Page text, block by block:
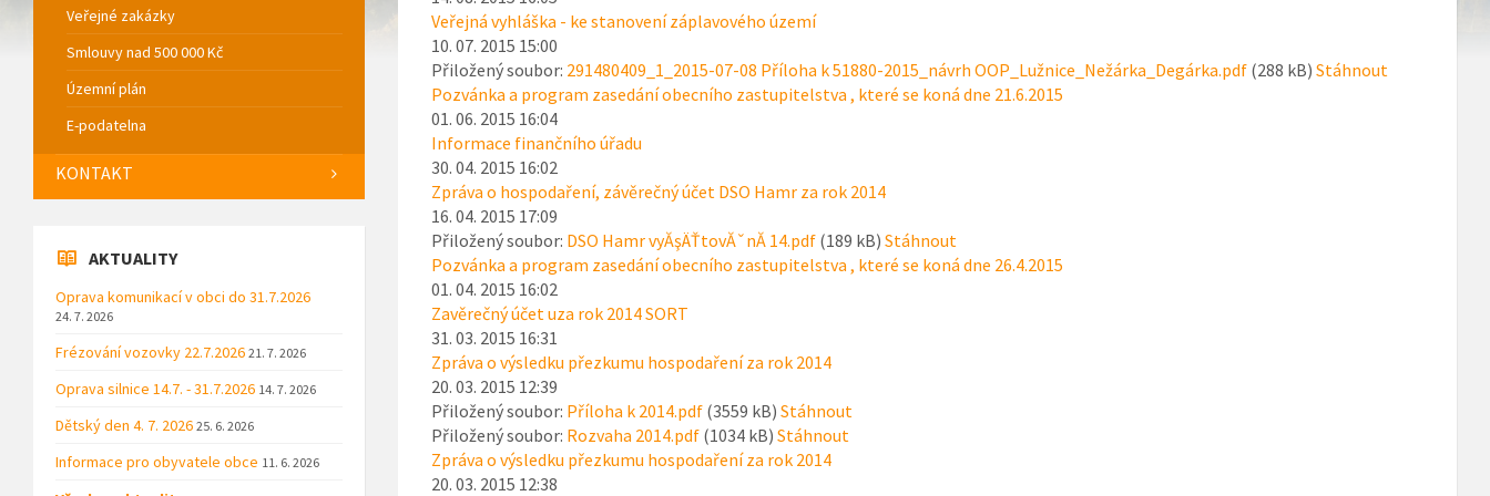
Veřejná vyhláška - ke stanovení záplavového území
10. 07. 2015 15:00
Přiložený soubor: 291480409_1_2015-07-08 Příloha k 51880-2015_návrh OOP_Lužnice_Nežárka_Degárka.pdf(288 kB) Stáhnout
Pozvánka a program zasedání obecního zastupitelstva , které se koná dne 21.6.2015
01. 06. 2015 16:04
Informace finančního úřadu
30. 04. 2015 16:02
Zpráva o hospodaření, závěrečný účet DSO Hamr za rok 2014
16. 04. 2015 17:09
Přiložený soubor: DSO Hamr vyĂşÄŤtovĂˇnĂ­ 14.pdf(189 kB) Stáhnout
Pozvánka a program zasedání obecního zastupitelstva , které se koná dne 26.4.2015
01. 04. 2015 16:02
Zavěrečný účet uza rok 2014 SORT
31. 03. 2015 16:31
Zpráva o výsledku přezkumu hospodaření za rok 2014
20. 03. 2015 12:39
Přiložený soubor: Příloha k 2014.pdf(3559 kB) Stáhnout
Přiložený soubor: Rozvaha 2014.pdf(1034 kB) Stáhnout
Zpráva o výsledku přezkumu hospodaření za rok 2014
20. 03. 2015 12:38
Veřejné zakázky
Smlouvy nad 500 000 Kč
Územní plán
E-podatelna
KONTAKT
AKTUALITY
Oprava komunikací v obci do 31.7.2026
24. 7. 2026
Frézování vozovky 22.7.2026 21. 7. 2026
Oprava silnice 14.7. - 31.7.2026 14. 7. 2026
Dětský den 4. 7. 2026 25. 6. 2026
Informace pro obyvatele obce 11. 6. 2026